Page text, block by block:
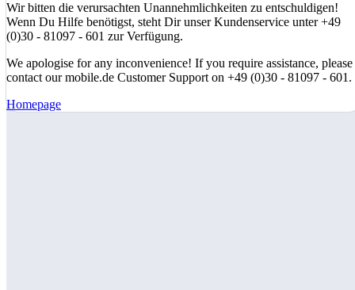
Wir bitten die verursachten Unannehmlichkeiten zu entschuldigen!
Wenn Du Hilfe benötigst, steht Dir unser Kundenservice unter +49
(0)30 - 81097 - 601 zur Verfügung.
We apologise for any inconvenience! If you require assistance, please
contact our mobile.de Customer Support on +49 (0)30 - 81097 - 601.
Homepage